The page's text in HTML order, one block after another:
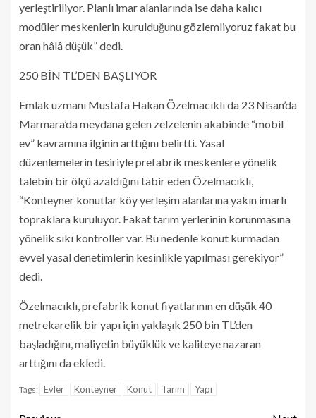
yerleştiriliyor. Planlı imar alanlarında ise daha kalıcı
modüler meskenlerin kurulduğunu gözlemliyoruz fakat bu
oran hâlâ düşük” dedi.
250 BİN TL’DEN BAŞLIYOR
Emlak uzmanı Mustafa Hakan Özelmacıklı da 23 Nisan’da
Marmara’da meydana gelen zelzelenin akabinde “mobil
ev” kavramına ilginin arttığını belirtti. Yasal
düzenlemelerin tesiriyle prefabrik meskenlere yönelik
talebin bir ölçü azaldığını tabir eden Özelmacıklı,
“Konteyner konutlar köy yerleşim alanlarına yakın imarlı
topraklara kuruluyor. Fakat tarım yerlerinin korunmasına
yönelik sıkı kontroller var. Bu nedenle konut kurmadan
evvel yasal denetimlerin kesinlikle yapılması gerekiyor”
dedi.
Özelmacıklı, prefabrik konut fiyatlarının en düşük 40
metrekarelik bir yapı için yaklaşık 250 bin TL’den
başladığını, maliyetin büyüklük ve kaliteye nazaran
arttığını da ekledi.
Tags: Evler Konteyner Konut Tarım Yapı